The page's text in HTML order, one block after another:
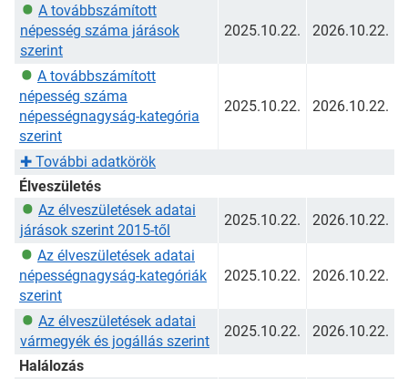
A továbbszámított
népesség száma járások
szerint
2025.10.22. 2026.10.22.
A továbbszámított
népesség száma
népességnagyság-kategória
szerint
2025.10.22. 2026.10.22.
✚ További adatkörök
Élveszületés
Az élveszületések adatai
járások szerint 2015-től
2025.10.22. 2026.10.22.
Az élveszületések adatai
népességnagyság-kategóriák
szerint
2025.10.22. 2026.10.22.
Az élveszületések adatai
vármegyék és jogállás szerint
2025.10.22.
2026.10.22.
Halálozás